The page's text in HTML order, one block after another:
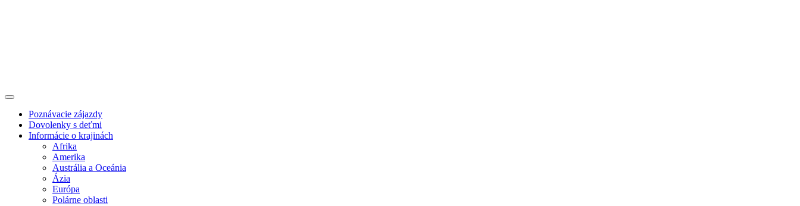
Poznávacie zájazdy
Dovolenky s deťmi
Informácie o krajinách
Afrika
Amerika
Austrália a Oceánia
Ázia
Európa
Polárne oblasti